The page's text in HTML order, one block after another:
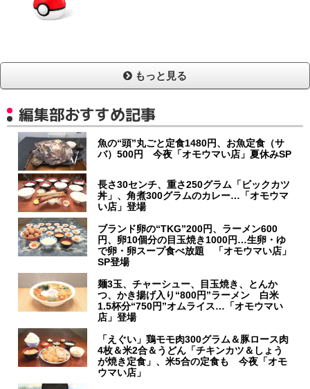
もっと見る
編集部おすすめ記事
魚の“頭”丸ごと定食1480円、お魚定食（サ
バ）500円 今夜「オモウマい店」夏休みSP
長さ30センチ、重さ250グラム「ビックカツ
丼」、角煮300グラムのカレー…「オモウマ
い店」登場
ブランド卵の“TKG”200円、ラーメン600
円、卵10個分の目玉焼き1000円…生卵・ゆ
で卵・卵スープ食べ放題 「オモウマい店」
SP登場
麺3玉、チャーシュー、目玉焼き、とんか
つ、かき揚げ入り“800円”ラーメン 白米
1.5杯分“750円”オムライス…「オモウマい
店」登場
「えぐい」鶏モモ肉300グラム＆豚ロース肉
4枚＆米2合＆うどん「チキンカツ＆しょう
が焼き定食」、米5合の定食も 今夜「オモ
ウマい店」